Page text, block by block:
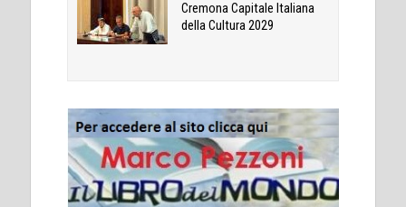
Cremona Capitale Italiana
della Cultura 2029